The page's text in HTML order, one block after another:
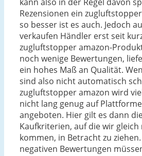
Rezensionen ein
so besser ist es auch. Jedoch
verkaufen Händler erst seit
zugluftstopper amazon-
noch wenige Bewertungen,
ein hohes Maß an Qualität.
sind also nicht automatisch
zugluftstopper amazon wird
nicht lang genug auf
angeboten. Hier gilt es dann
Kaufkriterien, auf die wir gleich
kommen, in Betracht zu
negativen Bewertungen